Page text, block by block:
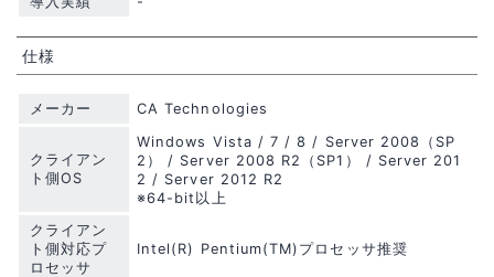
仕様
メーカー CA Technologies
クライアン
ト側OS
Windows Vista / 7 / 8 / Server 2008（SP
2） / Server 2008 R2（SP1） / Server 201
2 / Server 2012 R2
※64-bit以上
クライアン
ト側対応プ
ロセッサ
Intel(R) Pentium(TM)プロセッサ推奨